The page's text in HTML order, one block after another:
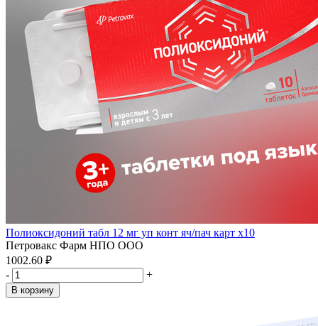
Полиоксидоний табл 12 мг уп конт яч/пач карт x10
Петровакс Фарм НПО ООО
1002.60 ₽
-
+
В корзину